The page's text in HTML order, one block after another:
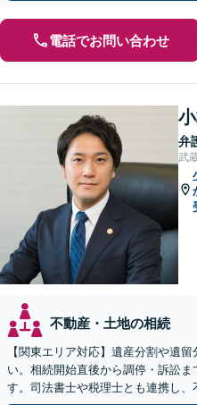
電話でお問い合わせ
弁
武
不動産・土地の相続
【関東エリア対応】遺産分割や遺
い。相続開始直後から調停・訴訟
す。司法書士や税理士とも連携し